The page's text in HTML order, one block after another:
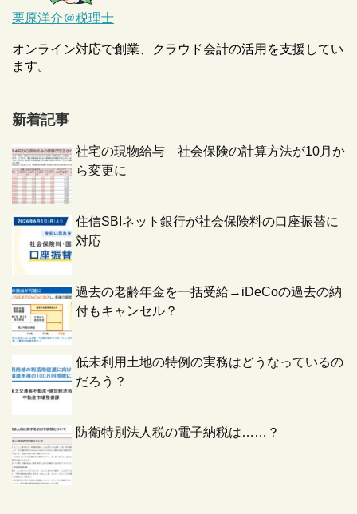
栗原洋介＠税理士
オンライン対応で創業、クラウド会計の活用を支援してい
ます。
新着記事
社宅の現物給与 社会保険の計算方法が10月か
ら変更に
住信SBIネット銀行が社会保険料の口座振替に
対応
過去の老齢年金を一括受給→iDeCoの過去の納
付もキャンセル？
低未利用土地の特例の実務はどうなっているの
だろう？
防衛特別法人税の電子納税は……？